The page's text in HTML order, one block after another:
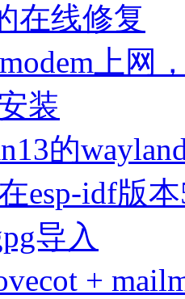
在线修复
上网
装
的
esp-idf版
导入
+